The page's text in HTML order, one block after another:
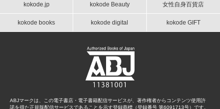
kokode.jp kokode Beauty 女性自身百貨店
kokode books kokode digital kokode GIFT
ABJマークは、この電子書店・電子書籍配信サービスが、著作権者からコンテンツ使用許
諾を得た正規版配信サービスであることを示す登録商標（登録番号 第6091713号）です。